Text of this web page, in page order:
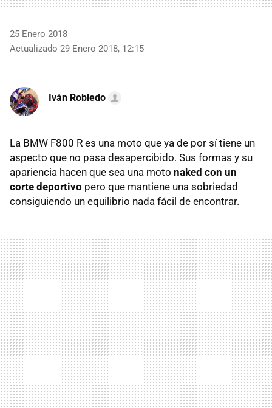
25 Enero 2018
Actualizado 29 Enero 2018, 12:15
Iván Robledo
La BMW F800 R es una moto que ya de por sí tiene un
aspecto que no pasa desapercibido. Sus formas y su
apariencia hacen que sea una moto naked con un
corte deportivo pero que mantiene una sobriedad
consiguiendo un equilibrio nada fácil de encontrar.